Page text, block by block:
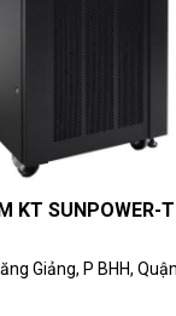
KT SUNPOWER-
Giảng, P BHH,